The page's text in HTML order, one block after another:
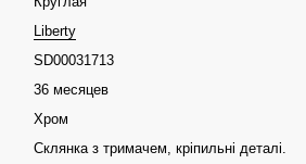
Liberty
SD00031713
36 месяцев
Хром
Склянка з тримачем, кріпильні деталі.